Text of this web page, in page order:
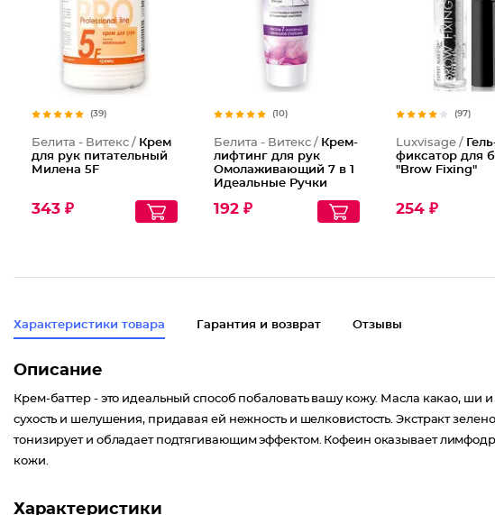
(39)
Белита - Витекс / Крем
для рук питательный
Милена 5F
343 ₽
(10)
Белита - Витекс / Крем-
лифтинг для рук
Омолаживающий 7 в 1
Идеальные Ручки
192 ₽
(97)
Luxvisage /
фиксатор для
"Brow Fixing"
254 ₽
Характеристики товара Гарантия и возврат Отзывы
Описание
Крем-баттер - это идеальный способ побаловать вашу кожу. Масла какао, ши
сухость и шелушения, придавая ей нежность и шелковистость. Экстракт
тонизирует и обладает подтягивающим эффектом. Кофеин оказывает
кожи.
Характеристики